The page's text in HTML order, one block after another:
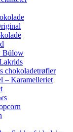
Bülow
chokoladetrøfler
– Karamelleriet